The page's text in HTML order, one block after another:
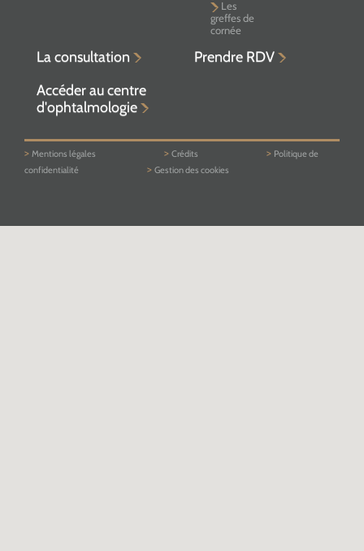
Les
greffes de
cornée
La consultation
Prendre RDV
Accéder au centre
d'ophtalmologie
> Mentions légales > Crédits > Politique de
confidentialité
> Gestion des cookies